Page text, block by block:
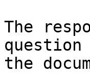
The
question
the